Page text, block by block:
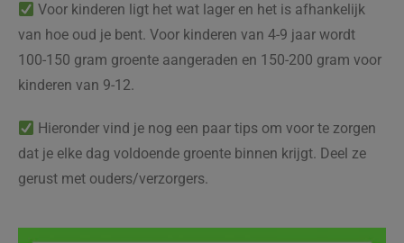
Voor kinderen ligt het wat lager en het is afhankelijk
van hoe oud je bent. Voor kinderen van 4-9 jaar wordt
100-150 gram groente aangeraden en 150-200 gram voor
kinderen van 9-12.
Hieronder vind je nog een paar tips om voor te zorgen
dat je elke dag voldoende groente binnen krijgt. Deel ze
gerust met ouders/verzorgers.